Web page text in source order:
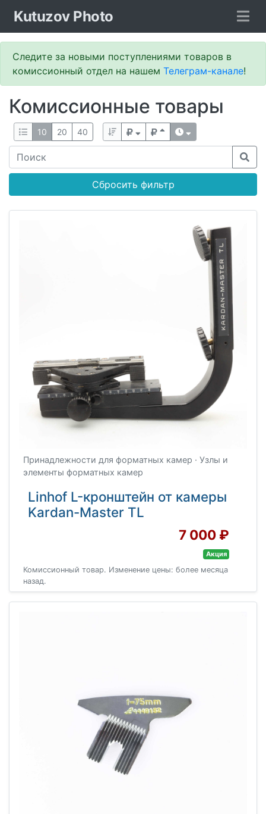
Kutuzov Photo
Следите за новыми поступлениями товаров в
комиссионный отдел на нашем Телеграм-канале!
Комиссионные товары
10 20 40
Сбросить фильтр
Принадлежности для форматных камер · Узлы и
элементы форматных камер
Linhof L-кронштейн от камеры
Kardan-Master TL
7 000 ₽
Акция
Комиссионный товар. Изменение цены: более месяца
назад.